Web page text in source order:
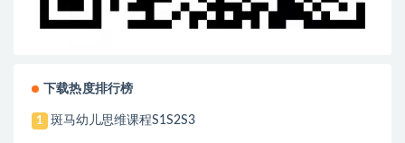
下载热度排行榜
1 斑马幼儿思维课程S1S2S3